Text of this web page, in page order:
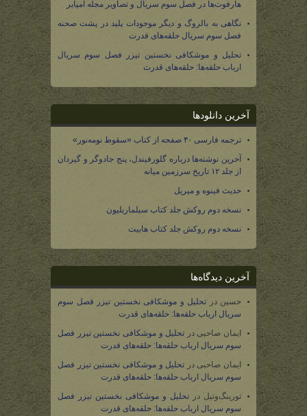
هارفوت‌ها در فصل سوم سریال و تصاویر مجله امپایر
نگاهی به بالروگ و دیگر موجودات پلید در پشت صحنه
فصل سوم سریال حلقه‌های قدرت
تحلیل و موشکافی نخستین تیزر فصل سوم سریال
ارباب حلقه‌ها: حلقه‌های قدرت
آخرین دانلودها
ترجمه فارسی ۴۰ صفحه از کتاب «سقوط نومه‌نور»
آخرین نوشته‌ها درباره گلورفیندل، پنج جادوگر و گیردان
از جلد ۱۲ تاریخ سرزمین میانه
حدیث فینوه و میریل
نسخه دوم روکش جلد کتاب سیلماریلیون
نسخه دوم روکش جلد کتاب هابیت
آخرین دیدگاه‌ها
حسین در تحلیل و موشکافی نخستین تیزر فصل سوم
سریال ارباب حلقه‌ها: حلقه‌های قدرت
ایمان صاحبی در تحلیل و موشکافی نخستین تیزر فصل
سوم سریال ارباب حلقه‌ها: حلقه‌های قدرت
ایمان صاحبی در تحلیل و موشکافی نخستین تیزر فصل
سوم سریال ارباب حلقه‌ها: حلقه‌های قدرت
تورینگ‌وتیل در تحلیل و موشکافی نخستین تیزر فصل
سوم سریال ارباب حلقه‌ها: حلقه‌های قدرت